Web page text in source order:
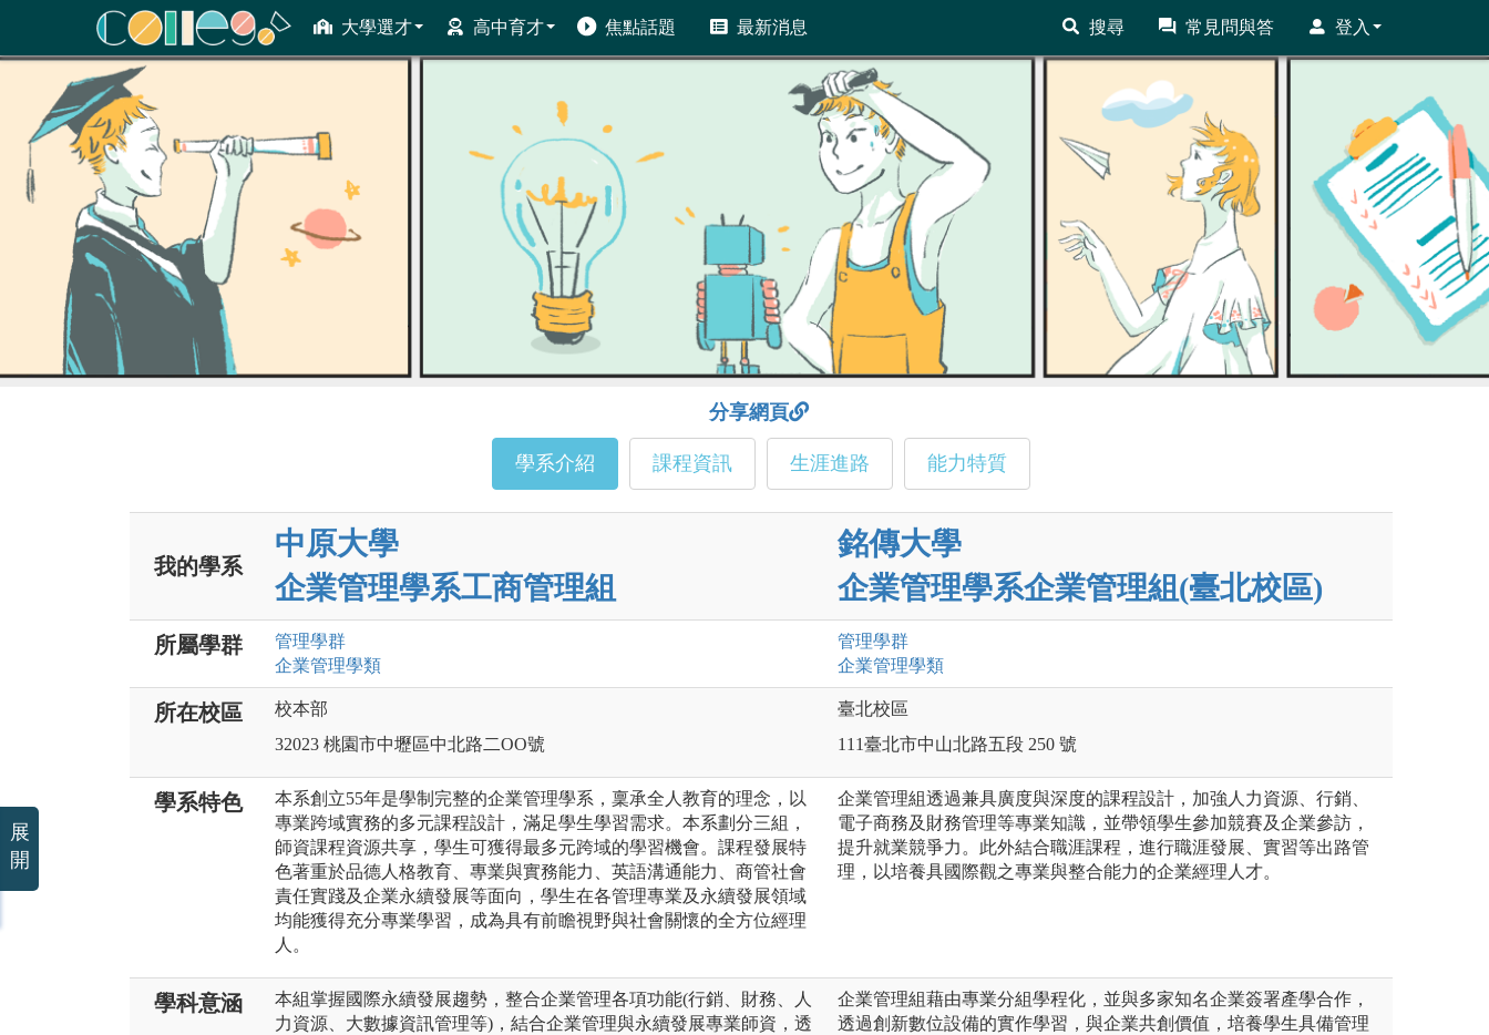
大學選才 高中育才 焦點話題 最新消息 搜尋 常見問與答 登入
ColleGo! 大學選才與高中育才輔助系統
分享網頁
學系介紹 課程資訊 生涯進路 能力特質
我的學系
中原大學
企業管理學系工商管理組
銘傳大學
企業管理學系企業管理組(臺北校區)
所屬學群 管理學群
企業管理學類
管理學群
企業管理學類
所在校區
校本部
32023 桃園市中壢區中北路二OO號
臺北校區
111臺北市中山北路五段 250 號
學系特色
本系創立55年是學制完整的企業管理學系，稟承全人教育的理念，以
專業跨域實務的多元課程設計，滿足學生學習需求。本系劃分三組，
師資課程資源共享，學生可獲得最多元跨域的學習機會。課程發展特
色著重於品德人格教育、專業與實務能力、英語溝通能力、商管社會
責任實踐及企業永續發展等面向，學生在各管理專業及永續發展領域
均能獲得充分專業學習，成為具有前瞻視野與社會關懷的全方位經理
人。
企業管理組透過兼具廣度與深度的課程設計，加強人力資源、行銷、
電子商務及財務管理等專業知識，並帶領學生參加競賽及企業參訪，
提升就業競爭力。此外結合職涯課程，進行職涯發展、實習等出路管
理，以培養具國際觀之專業與整合能力的企業經理人才。
學科意涵
本組掌握國際永續發展趨勢，整合企業管理各項功能(行銷、財務、人
力資源、大數據資訊管理等)，結合企業管理與永續發展專業師資，透
企業管理組藉由專業分組學程化，並與多家知名企業簽署產學合作，
透過創新數位設備的實作學習，與企業共創價值，培養學生具備管理
展
開